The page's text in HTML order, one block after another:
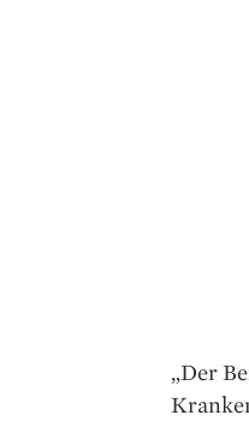
„Der